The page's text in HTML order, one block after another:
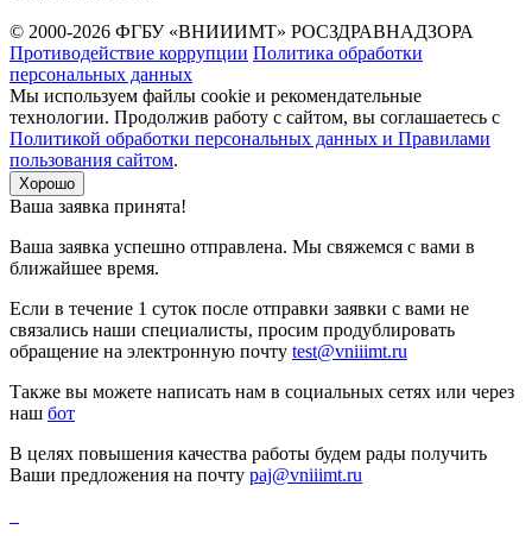
© 2000-2026 ФГБУ «ВНИИИМТ» РОСЗДРАВНАДЗОРА
Противодействие коррупции Политика обработки
персональных данных
Мы используем файлы cookie и рекомендательные
технологии. Продолжив работу с сайтом, вы соглашаетесь с
Политикой обработки персональных данных и Правилами
пользования сайтом.
Хорошо
Ваша заявка принята!
Ваша заявка успешно отправлена. Мы свяжемся с вами в
ближайшее время.
Если в течение 1 суток после отправки заявки с вами не
связались наши специалисты, просим продублировать
обращение на электронную почту test@vniiimt.ru
Также вы можете написать нам в социальных сетях или через
наш бот
В целях повышения качества работы будем рады получить
Ваши предложения на почту paj@vniiimt.ru